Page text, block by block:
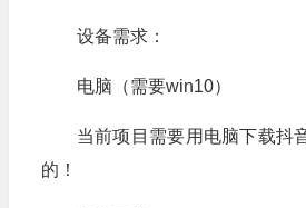
设备需求：
电脑（需要win10）
当前项目需要用电脑下载抖
的！